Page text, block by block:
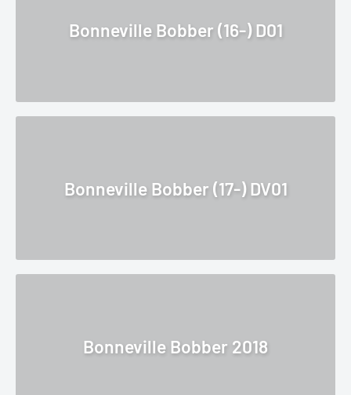
Bonneville Bobber (16-) D01
Bonneville Bobber (17-) DV01
Bonneville Bobber 2018